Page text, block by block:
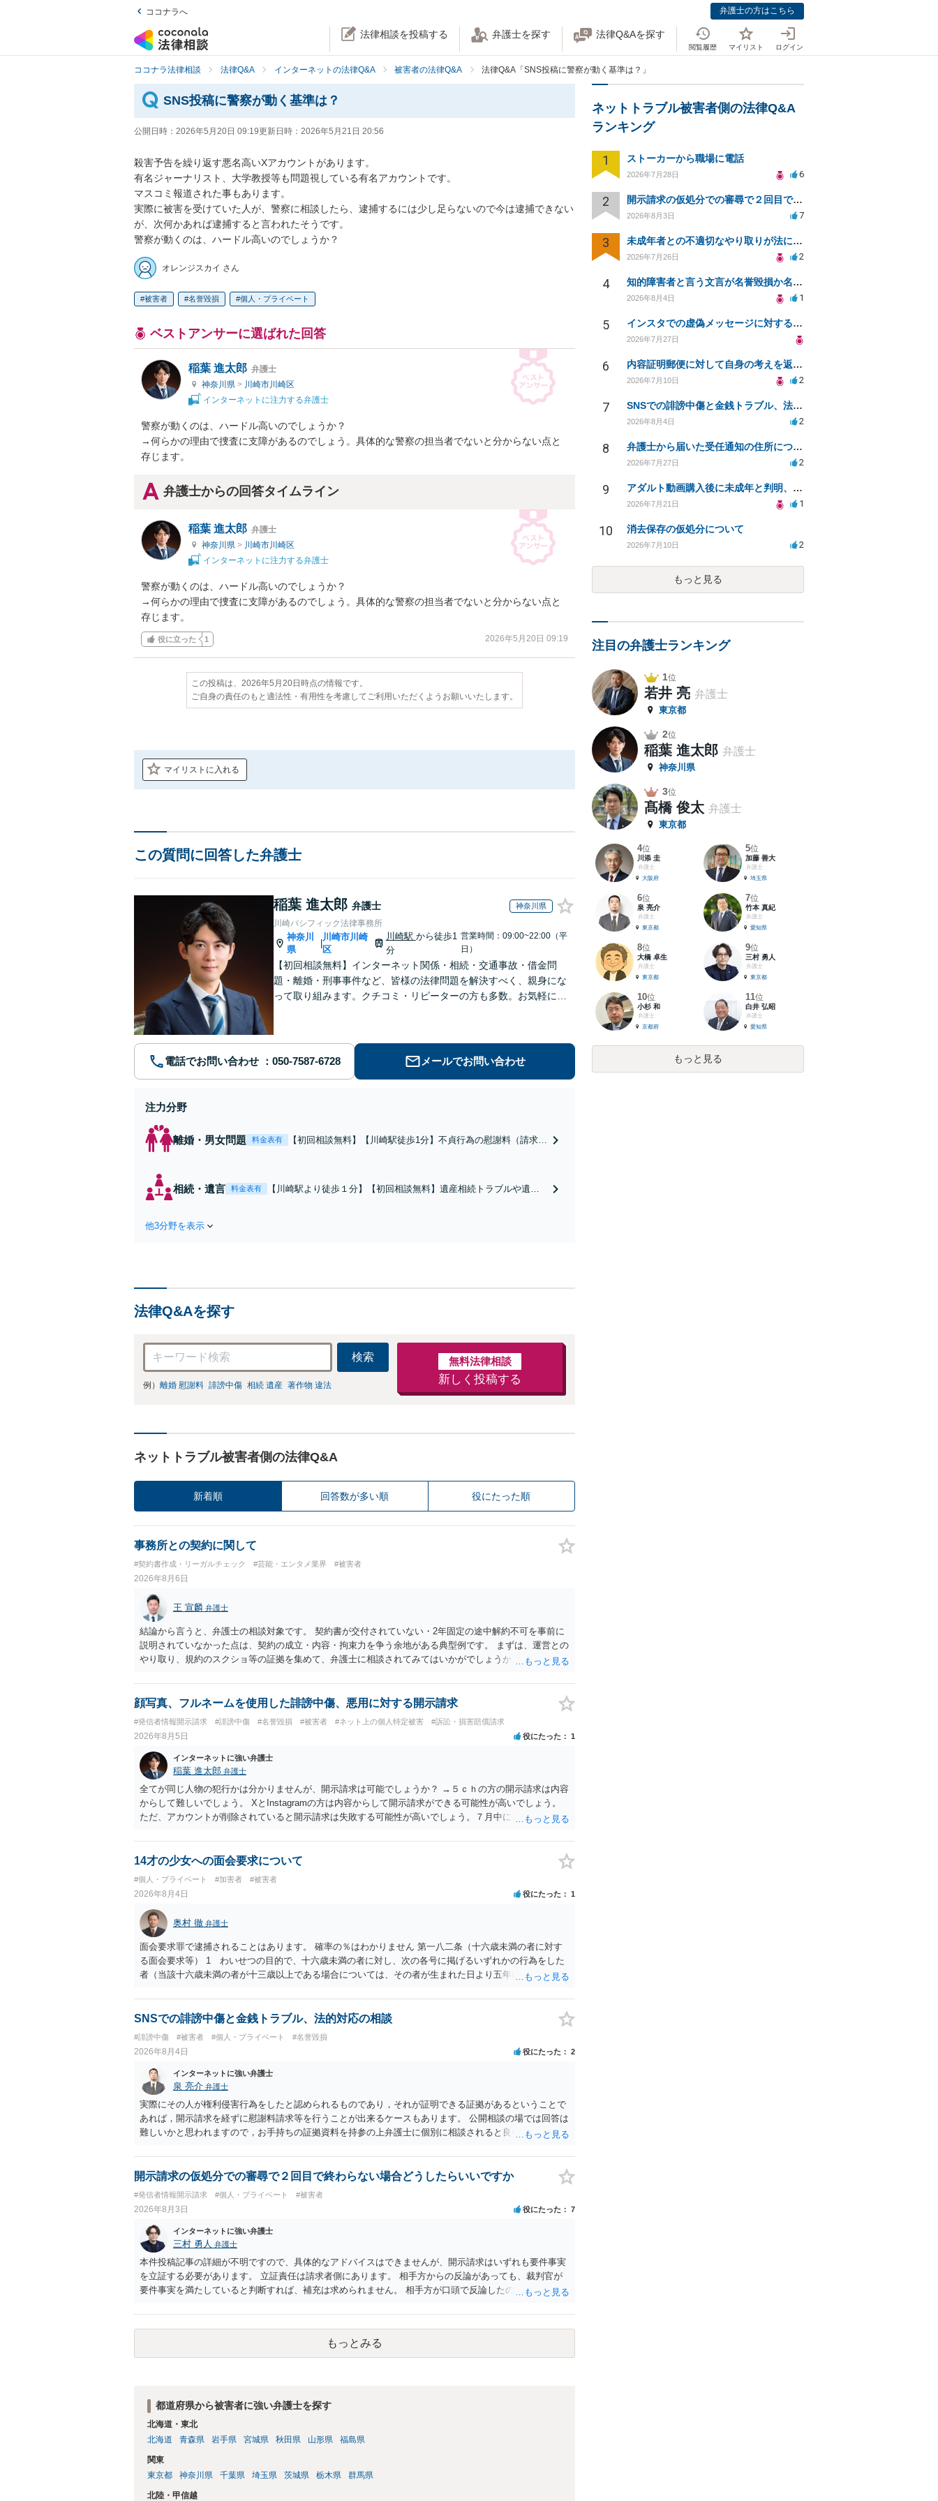
ココナラへ 弁護士の方はこちら
法律相談を投稿する 弁護士を探す 法律Q&Aを探す
閲覧履歴 マイリスト ログイン
ココナラ法律相談 法律Q&A インターネットの法律Q&A 被害者の法律Q&A 法律Q&A「SNS投稿に警察が動く基準は？」
SNS投稿に警察が動く基準は？
公開日時： 2026年5月20日 09:19更新日時： 2026年5月21日 20:56
殺害予告を繰り返す悪名高いXアカウントがあります。
有名ジャーナリスト、大学教授等も問題視している有名アカウントです。
マスコミ報道された事もあります。
実際に被害を受けていた人が、警察に相談したら、逮捕するには少し足らないので今は逮捕できない
が、次何かあれば逮捕すると言われたそうです。
警察が動くのは、ハードル高いのでしょうか？
オレンジスカイ さん
被害者 名誉毀損 個人・プライベート
ベストアンサーに選ばれた回答
稲葉 進太郎 弁護士
神奈川県 > 川崎市川崎区
インターネットに注力する弁護士
警察が動くのは、ハードル高いのでしょうか？
→何らかの理由で捜査に支障があるのでしょう。具体的な警察の担当者でないと分からない点と
存じます。
弁護士からの回答タイムライン
稲葉 進太郎 弁護士
神奈川県 > 川崎市川崎区
インターネットに注力する弁護士
警察が動くのは、ハードル高いのでしょうか？
→何らかの理由で捜査に支障があるのでしょう。具体的な警察の担当者でないと分からない点と
存じます。
役に立った 1 2026年5月20日 09:19
この投稿は、2026年5月20日時点の情報です。
ご自身の責任のもと適法性・有用性を考慮してご利用いただくようお願いいたします。
マイリストに入れる
この質問に回答した弁護士
稲葉 進太郎 弁護士 神奈川県
川崎パシフィック法律事務所
神奈川
県
川崎市川崎
区
川崎駅 から徒歩1
分
営業時間：09:00~22:00（平
日）
【初回相談無料】インターネット関係・相続・交通事故・借金問
題・離婚・刑事事件など、皆様の法律問題を解決すべく、親身にな
って取り組みます。クチコミ・リピーターの方も多数。お気軽にお
電話でお問い合わせ メールでお問い合わせ
注力分野
離婚・男女問題 料金表有
【初回相談無料】【川崎駅徒歩1分】不貞行為の慰謝料（請求さ
ます。
相続・遺言 料金表有
【川崎駅より徒歩１分】【初回相談無料】遺産相続トラブルや遺言
他3分野を表示
法律Q&Aを探す
検索
例） 離婚 慰謝料 誹謗中傷 相続 遺産 著作物 違法
無料法律相談
新しく投稿する
ネットトラブル被害者側の法律Q&A
新着順 回答数が多い順 役にたった順
事務所との契約に関して
#契約書作成・リーガルチェック #芸能・エンタメ業界 #被害者
2026年8月6日
王 宣麟 弁護士
結論から言うと、弁護士の相談対象です。 契約書が交付されていない・2年固定の途中解約不可を事前に
説明されていなかった点は、契約の成立・内容・拘束力を争う余地がある典型例です。 まずは、運営との
やり取り、規約のスクショ等の証拠を集めて、弁護士に相談されてみてはいかがでしょうか。 また同時並
顔写真、フルネームを使用した誹謗中傷、悪用に対する開示請求
#発信者情報開示請求 #誹謗中傷 #名誉毀損 #被害者 #ネット上の個人特定被害 #訴訟・損害賠償請求
2026年8月5日 役にたった 1
インターネットに強い弁護士
稲葉 進太郎 弁護士
全てが同じ人物の犯行かは分かりませんが、開示請求は可能でしょうか？ →５ｃｈの方の開示請求は内容
からして難しいでしょう。 XとInstagramの方は内容からして開示請求ができる可能性が高いでしょう。
ただ、アカウントが削除されていると開示請求は失敗する可能性が高いでしょう。７月中にアカウントが
相手に全ての弁護士費用を負担させることは可能でしょうか？ →訴訟外の交渉で相手方が認めれば負担さ
せることができるでしょう。訴訟で判決となった場合は、実際の弁護士費用が認められる場合と認められ
14才の少女への面会要求について
#個人・プライベート #加害者 #被害者
2026年8月4日 役にたった 1
奥村 徹 弁護士
面会要求罪で逮捕されることはあります。 確率の％はわかりません 第一八二条（十六歳未満の者に対す
る面会要求等） 1 わいせつの目的で、十六歳未満の者に対し、次の各号に掲げるいずれかの行為をした
者（当該十六歳未満の者が十三歳以上である場合については、その者が生まれた日より五年以上前の日に
又は誘惑して面会を要求すること。 二 拒まれたにもかかわらず、反復して面会を要求すること。 三
金銭その他の利益を供与し、又はその申込み若しくは約束をして面会を要求すること。 2前項の罪を犯
罰金に処する。
SNSでの誹謗中傷と金銭トラブル、法的対応の相談
#誹謗中傷 #被害者 #個人・プライベート #名誉毀損
2026年8月4日 役にたった 2
インターネットに強い弁護士
泉 亮介 弁護士
実際にその人が権利侵害行為をしたと認められるものであり，それが証明できる証拠があるということで
あれば，開示請求を経ずに慰謝料請求等を行うことが出来るケースもあります。 公開相談の場では回答は
難しいかと思われますので，お手持ちの証拠資料を持参の上弁護士に個別に相談されると良いでしょう。
開示請求の仮処分での審尋で２回目で終わらない場合どうしたらいいですか
#発信者情報開示請求 #個人・プライベート #被害者
2026年8月3日 役にたった 7
インターネットに強い弁護士
三村 勇人 弁護士
本件投稿記事の詳細が不明ですので、具体的なアドバイスはできませんが、開示請求はいずれも要件事実
を立証する必要があります。 立証責任は請求者側にあります。 相手方からの反論があっても、裁判官が
要件事実を満たしていると判断すれば、補充は求められません。 相手方が口頭で反論したのは、仮処分は
はXのため、APのIPアドレスの保存期間の問題もございます。 開示請求は法律知識が不可欠ですが、それ
だけでは足りず、実務を踏まえた方法を選択することが重要です。
もっとみる
都道府県から被害者に強い弁護士を探す
北海道・東北
北海道
青森県 岩手県 宮城県 秋田県 山形県 福島県
関東
東京都
神奈川県 千葉県 埼玉県 茨城県 栃木県 群馬県
北陸・甲信越
ネットトラブル被害者側の法律Q&A
ランキング
1 ストーカーから職場に電話
2026年7月28日 6
2 開示請求の仮処分での審尋で２回目で終わらない場合どうしたらいいですか
2026年8月3日 7
3 未成年者との不適切なやり取りが法に触れる可能性と対処法
2026年7月26日 2
4 知的障害者と言う文言が名誉毀損か名誉感情の侵害になるか教えてほしい。
2026年8月4日 1
5 インスタでの虚偽メッセージに対する法的対応の必要性は？
2026年7月27日
6 内容証明郵便に対して自身の考えを返答しなければなりませんか？
2026年7月10日 2
7 SNSでの誹謗中傷と金銭トラブル、法的対応の相談
2026年8月4日 2
8 弁護士から届いた受任通知の住所について
2026年7月27日 2
9 アダルト動画購入後に未成年と判明、法的リスクはある？
2026年7月21日 1
10 消去保存の仮処分について
2026年7月10日 2
もっと見る
注目の弁護士ランキング
1位
若井 亮 弁護士
東京都
2位
稲葉 進太郎 弁護士
神奈川県
3位
髙橋 俊太 弁護士
東京都
4位
川添 圭
弁護士
大阪府
5位
加藤 善大
弁護士
埼玉県
6位
泉 亮介
弁護士
東京都
7位
竹本 真紀
弁護士
愛知県
8位
大橋 卓生
弁護士
東京都
9位
三村 勇人
弁護士
東京都
10位
小杉 和
弁護士
京都府
11位
白井 弘昭
弁護士
愛知県
もっと見る